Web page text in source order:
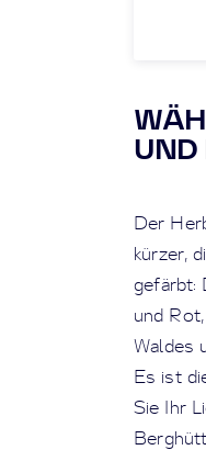
UND
Der
kürzer,
gefärbt:
und
Waldes
Es ist
Sie Ihr